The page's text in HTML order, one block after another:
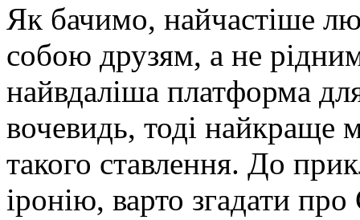
Як бачимо, найчастіше
собою друзям, а не
найвдаліша платформа
вочевидь, тоді найкраще
такого ставлення. До
іронію, варто згадати